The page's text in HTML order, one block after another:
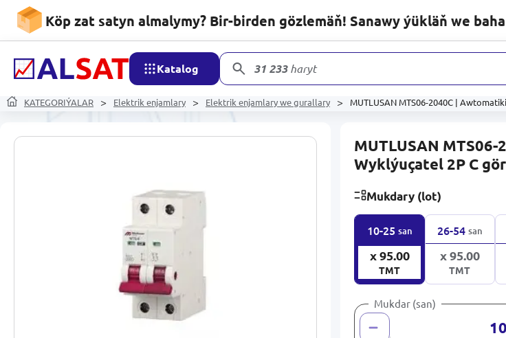
Köp zat satyn almalymy? Bir-birden gözlemäň! Sanawy ýükläň we
Katalog 31 233harytlaryň
KATEGORIÝALAR Elektrik enjamlary Elektrik enjamlary we gurallary MUTLUSAN MTS06-2040C |
MUTLUSAN
Wyklýuçatel 2P C
Mukdary (lot)
10-25 san
x 95.00
TMT
26-54 san
x 95.00
TMT
Mukdar (san)